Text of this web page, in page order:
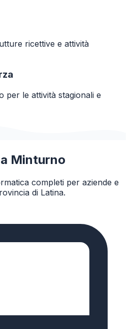
ricettive e attività
per le attività stagionali e
Minturno
completi per aziende e
di Latina.